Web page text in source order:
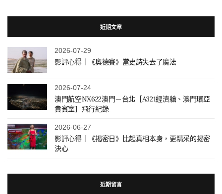
近期文章
2026-07-29
影評心得｜《奧德賽》當史詩失去了魔法
2026-07-24
澳門航空NX622澳門－台北［A321經濟艙、澳門環亞
貴賓室］飛行紀錄
2026-06-27
影評心得｜《揭密日》比起真相本身，更精采的揭密
決心
近期留言